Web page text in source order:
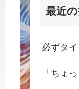
最近
必ずタ
「ちょ